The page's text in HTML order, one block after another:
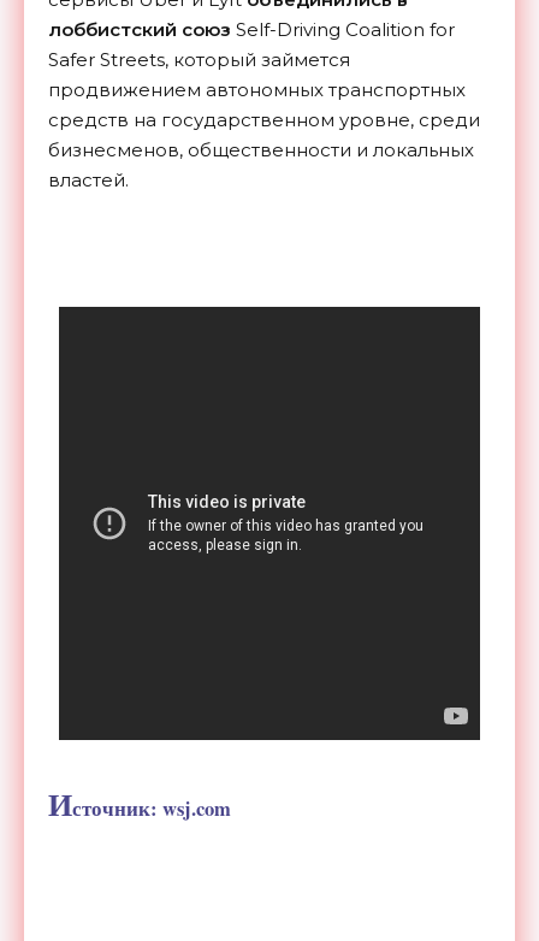
лоббистский союз Self-Driving Coalition for
Safer Streets, который займется
продвижением автономных транспортных
средств на государственном уровне, среди
бизнесменов, общественности и локальных
властей.
Источник: wsj.com